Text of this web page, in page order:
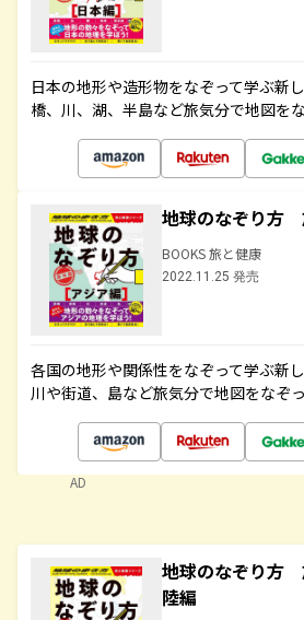
日本の地形や造形物をなぞって学ぶ新
橋、川、湖、半島など旅気分で地図を
地球のなぞり方
BOOKS 旅と健康
2022.11.25 発売
各国の地形や関係性をなぞって学ぶ新
川や街道、島など旅気分で地図をなぞ
AD
地球のなぞり方
陸編